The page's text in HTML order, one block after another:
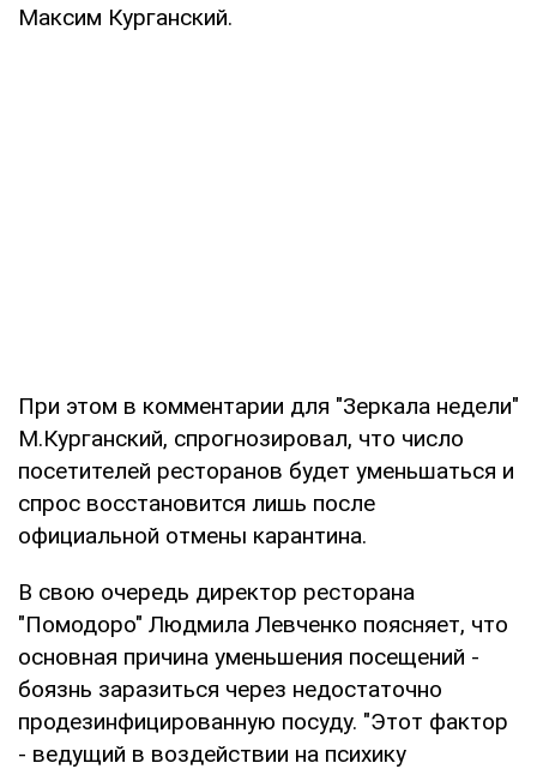
Максим Курганский.
При этом в комментарии для "Зеркала недели"
М.Курганский, спрогнозировал, что число
посетителей ресторанов будет уменьшаться и
спрос восстановится лишь после
официальной отмены карантина.
В свою очередь директор ресторана
"Помодоро" Людмила Левченко поясняет, что
основная причина уменьшения посещений -
боязнь заразиться через недостаточно
продезинфицированную посуду. "Этот фактор
- ведущий в воздействии на психику